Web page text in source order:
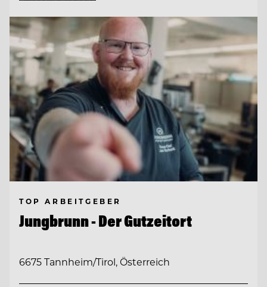
TOP ARBEITGEBER
Jungbrunn - Der Gutzeitort
6675 Tannheim/Tirol, Österreich